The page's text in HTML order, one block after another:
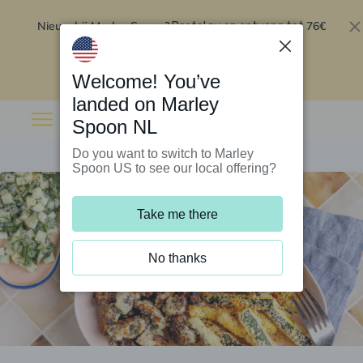
Nieuw bij Marley Spoon?Bestel nu en ontvang tot 76€
Welcome! You’ve
landed on Marley
Spoon NL
Do you want to switch to Marley
Spoon US to see our local offering?
Take me there
No thanks